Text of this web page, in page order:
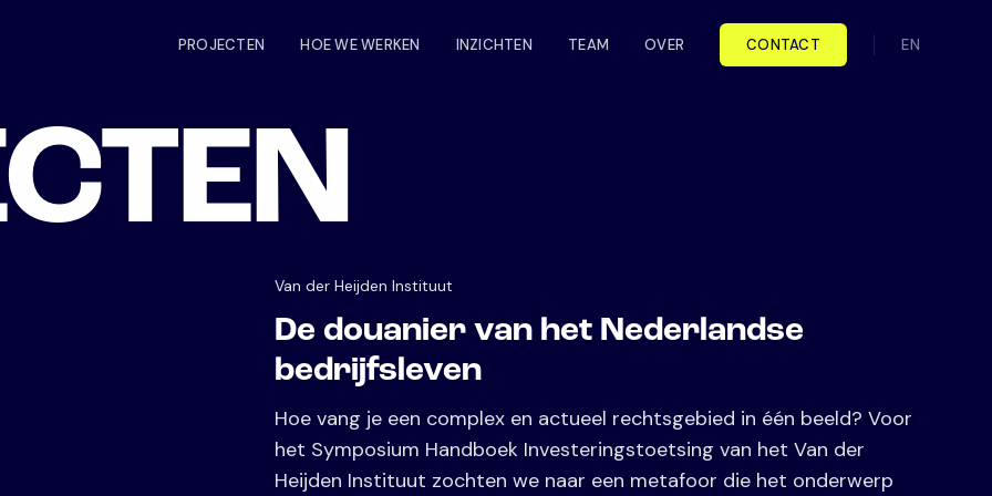
PROJECTEN HOE WE WERKEN INZICHTEN TEAM OVER CONTACT EN
Van der Heijden Instituut
De douanier van het Nederlandse
bedrijfsleven
Hoe vang je een complex en actueel rechtsgebied in één beeld? Voor
het Symposium Handboek Investeringstoetsing van het Van der
Heijden Instituut zochten we naar een metafoor die het onderwerp